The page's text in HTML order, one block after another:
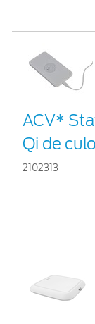
ACV*
Qi de
2102313